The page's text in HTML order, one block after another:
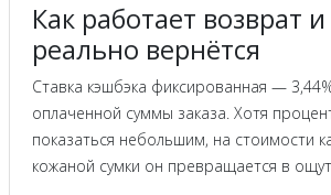
Как работает возврат
реально вернётся
Ставка кэшбэка фиксированная —
оплаченной суммы заказа. Хотя
показаться небольшим, на стоимости
кожаной сумки он превращается в